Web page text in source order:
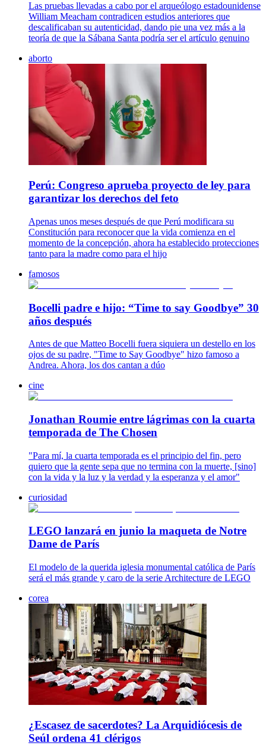
Las pruebas llevadas a cabo por el arqueólogo estadounidense
William Meacham contradicen estudios anteriores que
descalificaban su autenticidad, dando pie una vez más a la
teoría de que la Sábana Santa podría ser el artículo genuino
aborto
Perú: Congreso aprueba proyecto de ley para
garantizar los derechos del feto
Apenas unos meses después de que Perú modificara su
Constitución para reconocer que la vida comienza en el
momento de la concepción, ahora ha establecido protecciones
tanto para la madre como para el hijo
famosos
Bocelli padre e hijo: “Time to say Goodbye” 30
años después
Antes de que Matteo Bocelli fuera siquiera un destello en los
ojos de su padre, "Time to Say Goodbye" hizo famoso a
Andrea. Ahora, los dos cantan a dúo
cine
Jonathan Roumie entre lágrimas con la cuarta
temporada de The Chosen
"Para mí, la cuarta temporada es el principio del fin, pero
quiero que la gente sepa que no termina con la muerte, [sino]
con la vida y la luz y la verdad y la esperanza y el amor"
curiosidad
LEGO lanzará en junio la maqueta de Notre
Dame de París
El modelo de la querida iglesia monumental católica de París
será el más grande y caro de la serie Architecture de LEGO
corea
¿Escasez de sacerdotes? La Arquidiócesis de
Seúl ordena 41 clérigos